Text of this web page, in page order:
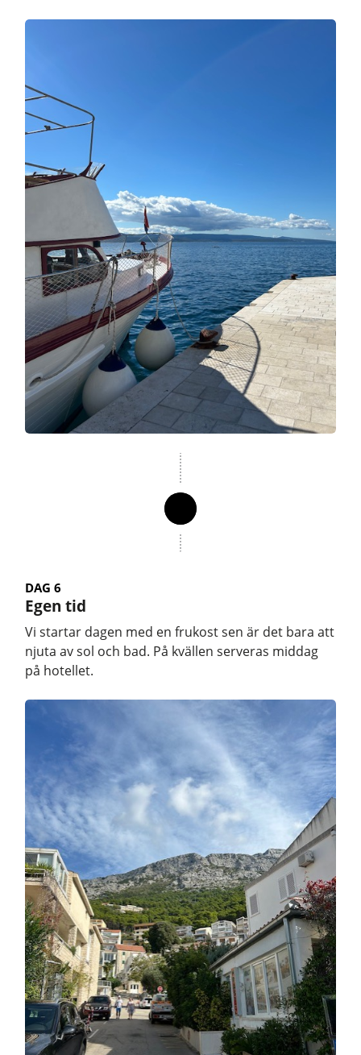
DAG 6
Egen tid
Vi startar dagen med en frukost sen är det bara att
njuta av sol och bad. På kvällen serveras middag
på hotellet.